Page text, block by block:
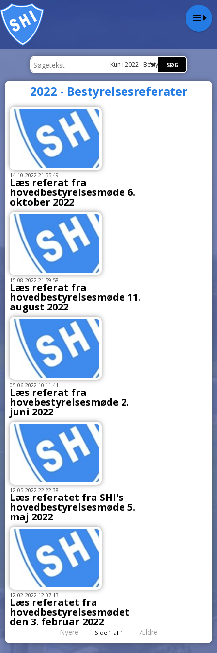
Kun i 2022 - Bestyrelsesreferater
2022 - Bestyrelsesreferater
14-10-2022 21:55:49
Læs referat fra
hovedbestyrelsesmøde 6.
oktober 2022
15-08-2022 21:59:58
Læs referat fra
hovedbestyrelsesmøde 11.
august 2022
05-06-2022 10:11:41
Læs referat fra
hovebestyrelsesmøde 2.
juni 2022
12-05-2022 22:22:38
Læs referatet fra SHI's
hovedbestyrelsesmøde 5.
maj 2022
12-02-2022 12:07:13
Læs referatet fra
hovedbestyrelsesmødet
den 3. februar 2022
Nyere Side 1 af 1 Ældre